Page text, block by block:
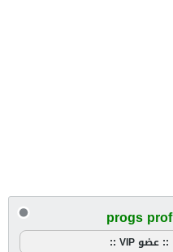
progs prof
:: عضو VIP ::